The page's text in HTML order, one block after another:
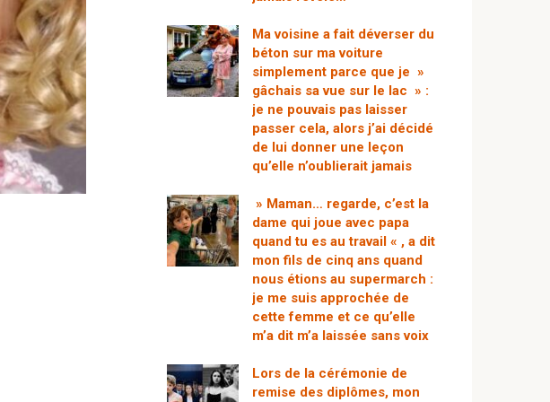
Ma voisine a fait déverser du
béton sur ma voiture
simplement parce que je »
gâchais sa vue sur le lac » :
je ne pouvais pas laisser
passer cela, alors j’ai décidé
de lui donner une leçon
qu’elle n’oublierait jamais
» Maman… regarde, c’est la
dame qui joue avec papa
quand tu es au travail « , a dit
mon fils de cinq ans quand
nous étions au supermarch :
je me suis approchée de
cette femme et ce qu’elle
m’a dit m’a laissée sans voix
Lors de la cérémonie de
remise des diplômes, mon